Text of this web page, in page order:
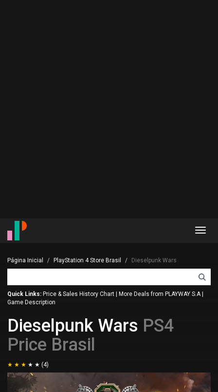
Página Inicial PlayStation 4 Store Brasil Dieselpunk Wars
Quick Links: Price & Sales History Chart More Deals from PLAYWAY S.A
Game Description
Dieselpunk Wars PS4
Price Brasil
(4)